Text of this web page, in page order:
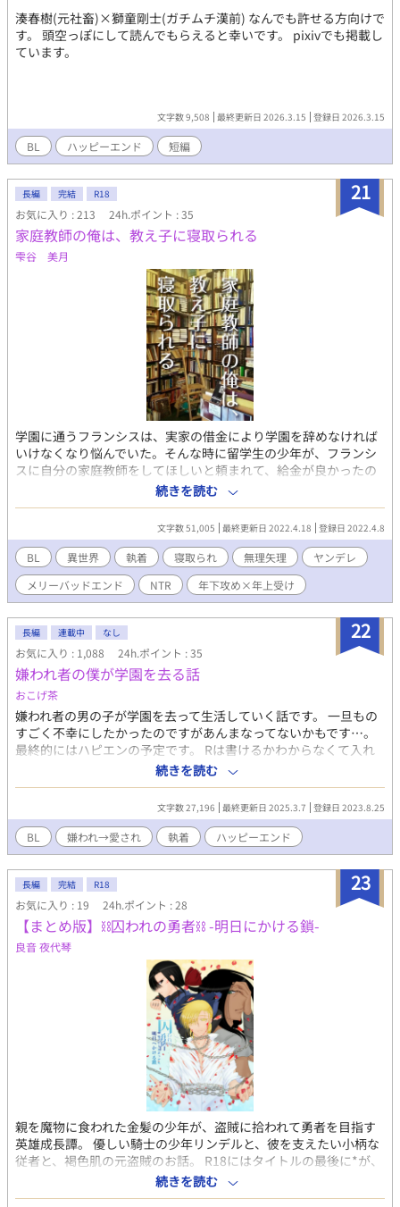
湊春樹(元社畜)×獅童剛士(ガチムチ漢前) なんでも許せる方向けで
す。 頭空っぽにして読んでもらえると幸いです。 pixivでも掲載し
ています。
文字数 9,508 最終更新日 2026.3.15 登録日 2026.3.15
BL ハッピーエンド 短編
21
長編 完結 R18
お気に入り : 213 24h.ポイント : 35
家庭教師の俺は、教え子に寝取られる
雫谷 美月
学園に通うフランシスは、実家の借金により学園を辞めなければ
いけなくなり悩んでいた。そんな時に留学生の少年が、フランシ
スに自分の家庭教師をしてほしいと頼まれて、給金が良かったの
でうけたがそれは少年の狡猾な罠だった。家庭教師先でフランシ
スは少年から辱しめを受けてしまう…。 「年下の一目惚れ執着ス
トーカー攻」×「家に借金がある学生兼家庭教師の年上受」で
す。 一目惚れして執着して無理矢理系なお話です。 受は別に好き
な人がいますが、最初から攻に無理矢理されたりします。苦手な
方はご注意ください。 すべてエロ話なので苦手な方はご注意くだ
さい。背後にお気をつけてください。 なんでも許せる方向けで
す。 男性妊娠を匂わせる表現があります ※攻めは、作者の他作品
のキャラの子供なんですがそちらを読んでなくも問題ないです。
※他サイトからの転載となります ※11エピソードくらいで終わり
ます。
続きを読む
文字数 51,005 最終更新日 2022.4.18 登録日 2022.4.8
BL 異世界 執着 寝取られ 無理矢理
ヤンデレ
メリーバッドエンド
NTR 年下攻め×年上受け
22
長編 連載中 なし
お気に入り : 1,088 24h.ポイント : 35
嫌われ者の僕が学園を去る話
おこげ茶
嫌われ者の男の子が学園を去って生活していく話です。 一旦もの
すごく不幸にしたかったのですがあんまなってないかもです…。
最終的にはハピエンの予定です。 Rは書けるかわからなくて入れ
るか迷っているので今のところなしにしておきます。 ↓↓↓ 微妙
なやつのタイトルに※つけておくので苦手な方は自衛お願いしま
す。 設定ガバガバです。なんでも許せる方向け。 不定期更新で
す。（目標週1） 勝手もわかっていない超初心者が書いた拙い文
章ですが、楽しんでいただければ幸いです。 誤字などがありまし
たらふわふわ言葉で教えて欲しいです。爆速で修正します。
続きを読む
文字数 27,196 最終更新日 2025.3.7 登録日 2023.8.25
BL 嫌われ→愛され 執着 ハッピーエンド
23
長編 完結 R18
お気に入り : 19 24h.ポイント : 28
【まとめ版】⛓囚われの勇者⛓ -明日にかける鎖-
良音 夜代琴
親を魔物に食われた金髪の少年が、盗賊に拾われて勇者を目指す
英雄成長譚。 優しい騎士の少年リンデルと、彼を支えたい小柄な
従者と、褐色肌の元盗賊のお話。 R18にはタイトルの最後に*が、
R18未満には(*)が付いてます。 本作はこれまでの囚われの勇者の
リンデル側のお話を集めて整えたものです。 単話投稿しているも
続きを読む